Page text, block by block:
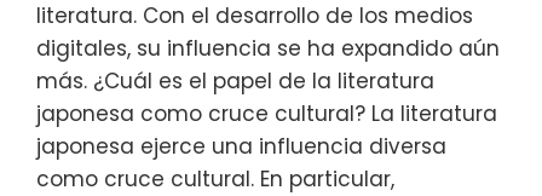
literatura. Con el desarrollo de los medios
digitales, su influencia se ha expandido aún
más. ¿Cuál es el papel de la literatura
japonesa como cruce cultural? La literatura
japonesa ejerce una influencia diversa
como cruce cultural. En particular,